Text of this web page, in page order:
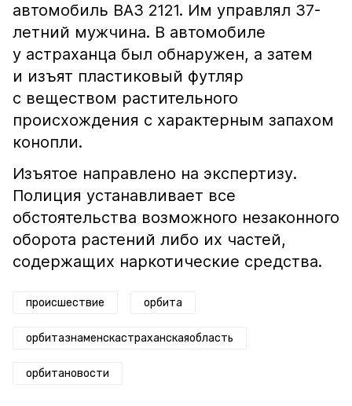
автомобиль ВАЗ 2121. Им управлял 37-
летний мужчина. В автомобиле
у астраханца был обнаружен, а затем
и изъят пластиковый футляр
с веществом растительного
происхождения с характерным запахом
конопли.
Изъятое направлено на экспертизу.
Полиция устанавливает все
обстоятельства возможного незаконного
оборота растений либо их частей,
содержащих наркотические средства.
происшествие орбита
орбитазнаменскастраханскаяобласть
орбитановости